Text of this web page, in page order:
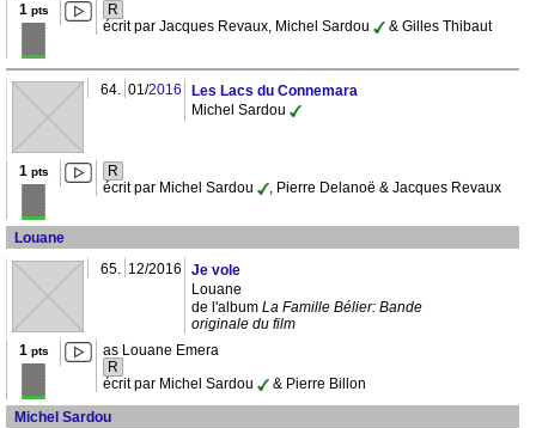
1 pts
R
écrit par Jacques Revaux, Michel Sardou
& Gilles Thibaut
64. 01/2016
Les Lacs du Connemara
Michel Sardou
1 pts
R
écrit par Michel Sardou
, Pierre Delanoë & Jacques Revaux
Louane
65. 12/2016
Je vole
Louane
de l'album La Famille Bélier: Bande
originale du film
1 pts
as Louane Emera
R
écrit par Michel Sardou
& Pierre Billon
Michel Sardou